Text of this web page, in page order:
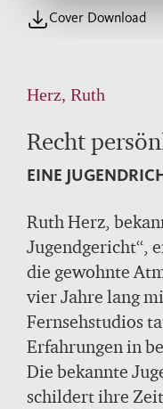
Cover Download
Herz, Ruth
Recht
EINE
Ruth Herz,
Jugendgericht“,
die gewohnte
vier Jahre lang
Fernsehstudios
Erfahrungen in
Biographie, die
Die bekannte
schildert ihre